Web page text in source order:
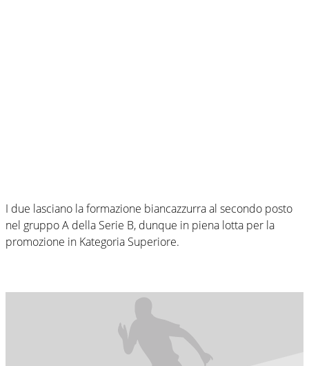
I due lasciano la formazione biancazzurra al secondo posto
nel gruppo A della Serie B, dunque in piena lotta per la
promozione in Kategoria Superiore.